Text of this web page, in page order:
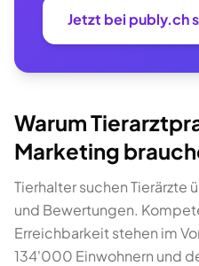
Jetzt bei publy.ch
Warum
Marketing
Tierhalter suchen Tierärzte
und Bewertungen.
Erreichbarkeit stehen im
134'000 Einwohnern und